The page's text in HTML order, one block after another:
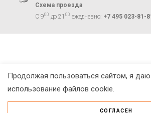
Схема проезда
С 900 до 21 00 ежедневно: +7 495 023-81-
Продолжая пользоваться сайтом, я даю
использование файлов cookie.
СОГЛАСЕН